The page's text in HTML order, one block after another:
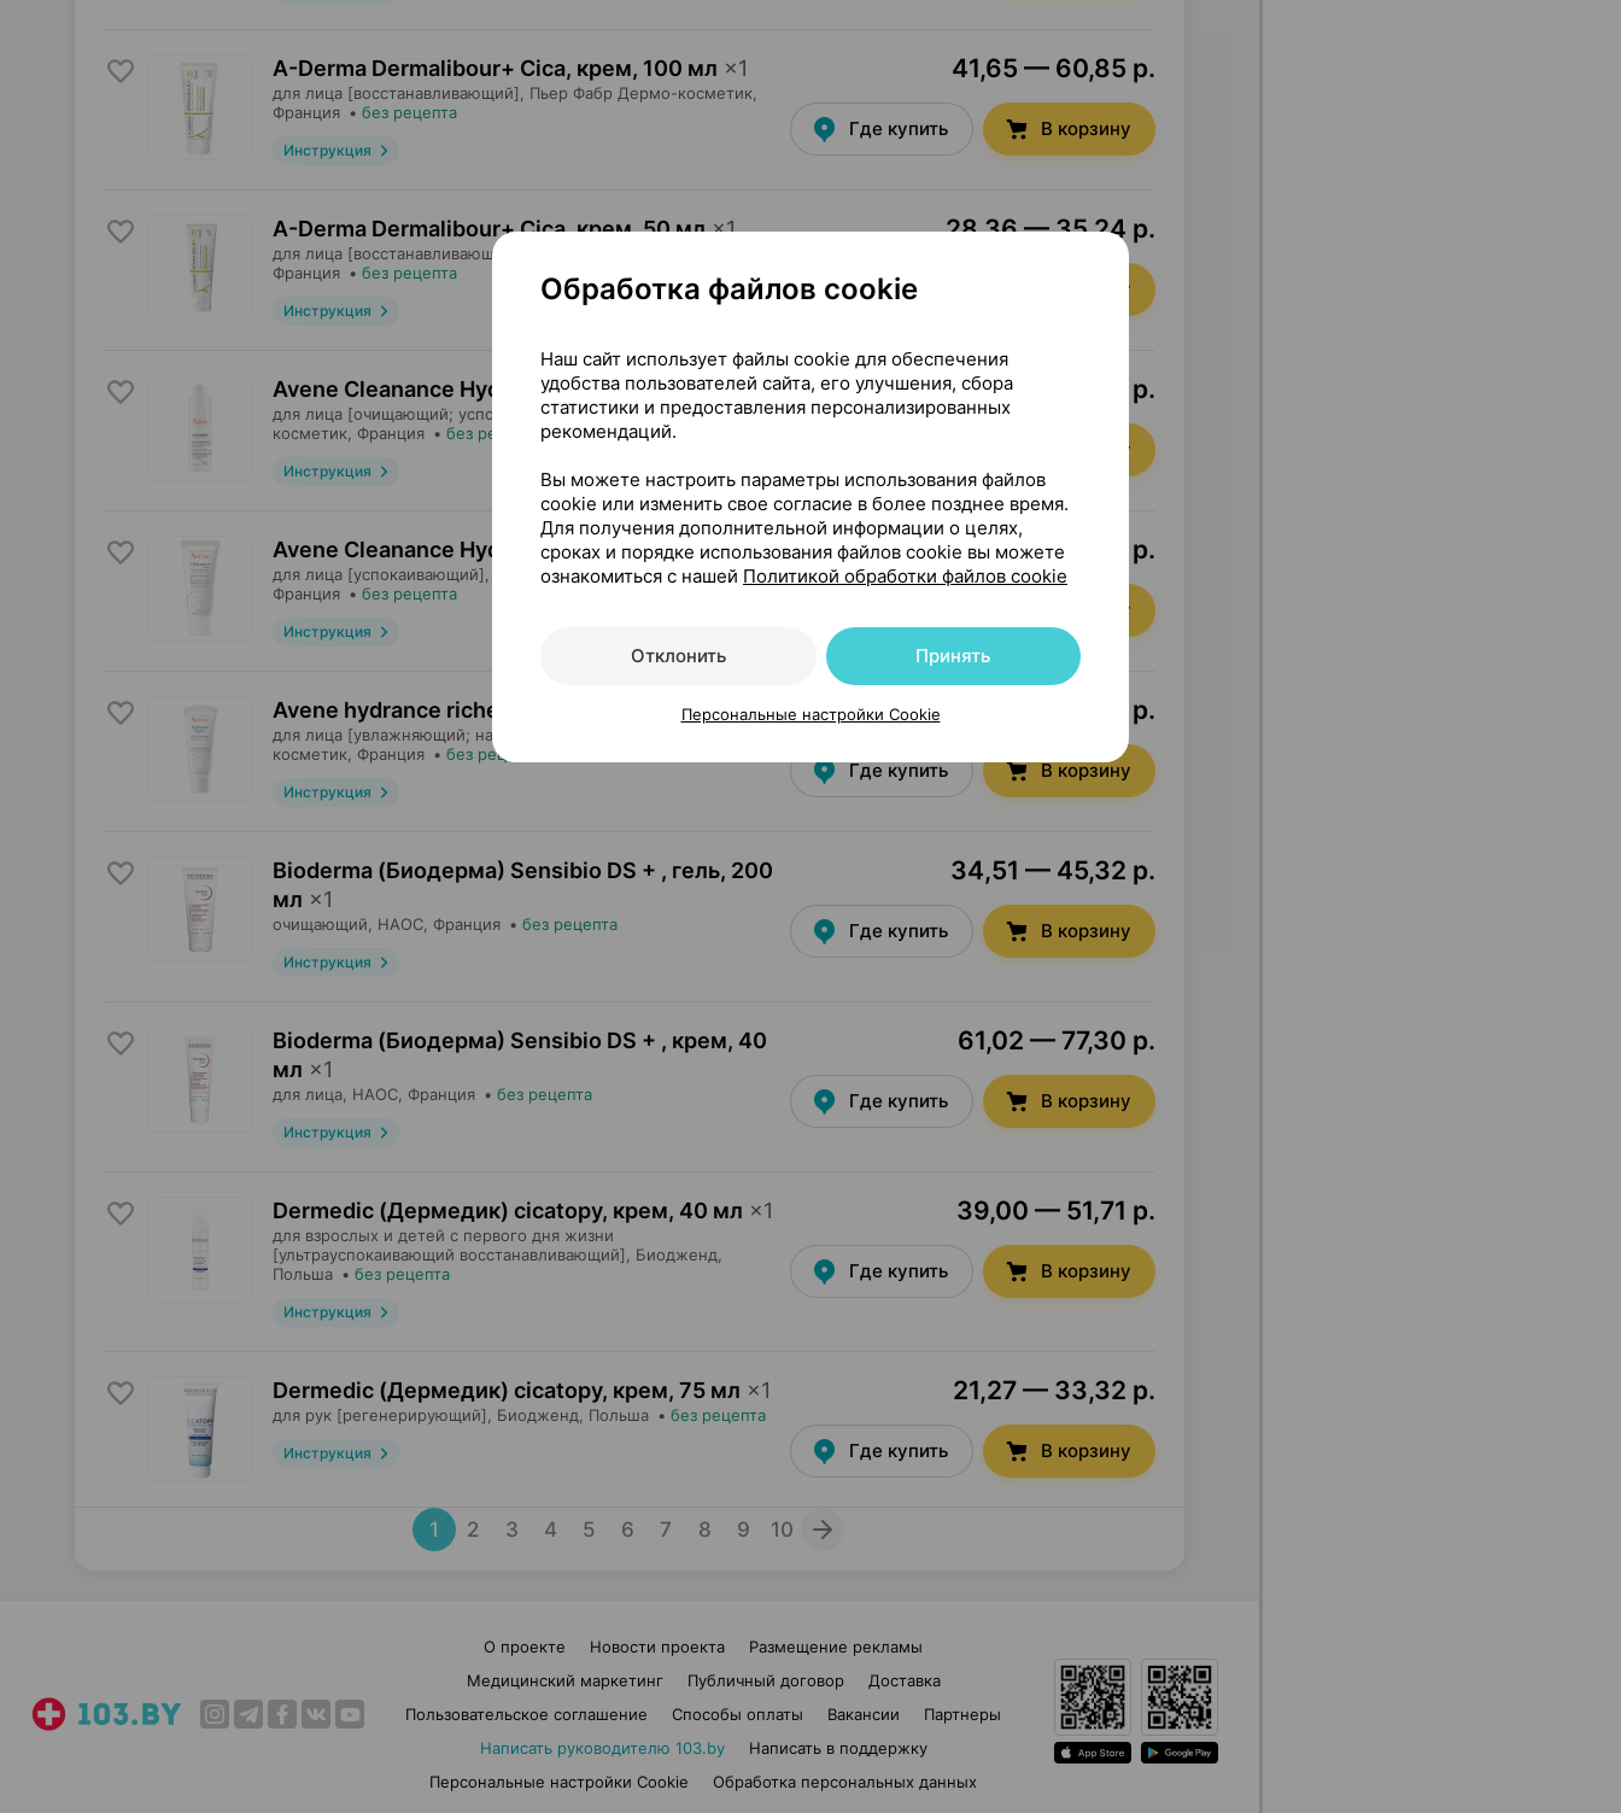
A-Derma Dermalibour+ Cica, крем, 100 мл ×1
для лица [восстанавливающий], Пьер Фабр Дермо-косметик
Франция • без рецепта
Инструкция
41,65 — 60,85 р.
Где купить В корзину
A-Derma Dermalibour+ Cica, крем,50 мл×1
для лица [восстанавливающий],
Франция • без рецепта
Инструкция
28,36 — 35,24 р.
Где купить В корзину
Avene Cleanance Hydra, крем,200 мл×1
для лица [очищающий; успокаивающий], Пьер Фабр Дермо-
косметик , Франция • без рецепта
Инструкция
39,95 — 56,68 р.
В корзину
Avene Cleanance Hydra, крем,40 мл×1
для лица [успокаивающий], Пьер Фабр Дермо-косметик,
Франция • без рецепта
Инструкция
50,91 — 70,82 р.
В корзину
Avene hydrance riche, крем
для лица [увлажняющий; насыщенный],
косметик , Франция • без рецепта
Инструкция
43,95 — 67,44 р.
Где купить В корзину
Bioderma (Биодерма) Sensibio DS + , гель, 200
мл ×1
очищающий, НАОС , Франция • без рецепта
Инструкция
34,51 — 45,32 р.
Где купить В корзину
Bioderma (Биодерма) Sensibio DS + , крем, 40
мл ×1
для лица, НАОС , Франция • без рецепта
Инструкция
61,02 — 77,30 р.
Где купить В корзину
Dermedic (Дермедик) cicatopy, крем, 40 мл ×1
для взрослых и детей с первого дня жизни
[ультрауспокаивающий восстанавливающий],
Биодженд
Польша • без рецепта
Инструкция
39,00 — 51,71 р.
Где купить В корзину
Dermedic (Дермедик) cicatopy, крем, 75 мл ×1
для рук [регенерирующий], Биодженд , Польша • без рецепта
Инструкция
21,27 — 33,32 р.
Где купить В корзину
1 2 3 4 5 6 7 8 9 10
О проекте Новости проекта
Размещение рекламы
Медицинский маркетинг
Публичный договор
Доставка
Пользовательское соглашение
Способы оплаты Вакансии
Партнеры
Написать руководителю 103.by
Написать в поддержку
Персональные настройки Cookie
Обработка персональных данных
Обработка файлов cookie
Наш сайт использует файлы cookie для обеспечения
удобства пользователей сайта, его улучшения, сбора
статистики и предоставления персонализированных
рекомендаций.
Вы можете настроить параметры использования файлов
cookie или изменить свое согласие в более позднее время.
Для получения дополнительной информации о целях,
сроках и порядке использования файлов cookie вы можете
ознакомиться с нашей Политикой обработки файлов cookie
Отклонить Принять
Персональные настройки Cookie